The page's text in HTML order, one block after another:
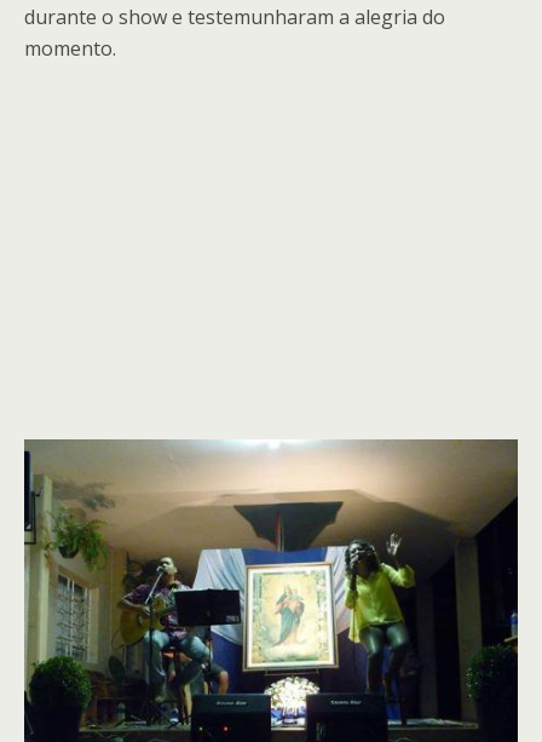
durante o show e testemunharam a alegria do
momento.